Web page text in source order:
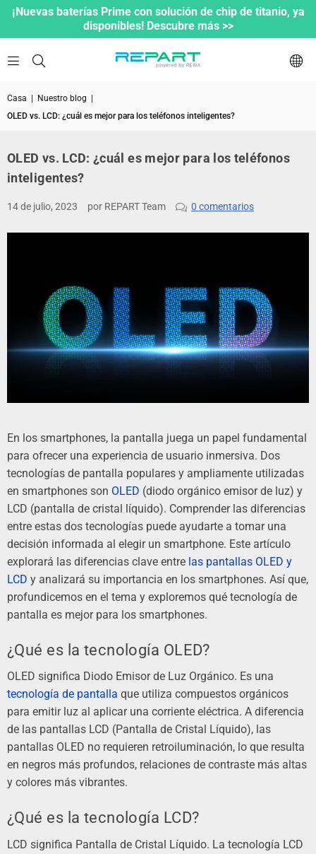
¡Nuevas baterías Prime con solución de chip de titanio, ya
disponibles! Descubre más >>
Casa Nuestro blog
OLED vs. LCD: ¿cuál es mejor para los teléfonos inteligentes?
OLED vs. LCD: ¿cuál es mejor para los teléfonos
inteligentes?
14 de julio, 2023 por REPART Team 0 comentarios
En los smartphones, la pantalla juega un papel fundamental
para ofrecer una experiencia de usuario inmersiva. Dos
tecnologías de pantalla populares y ampliamente utilizadas
en smartphones son OLED (diodo orgánico emisor de luz) y
LCD (pantalla de cristal líquido). Comprender las diferencias
entre estas dos tecnologías puede ayudarte a tomar una
decisión informada al elegir un smartphone. Este artículo
explorará las diferencias clave entre las pantallas OLED y
LCD y analizará su importancia en los smartphones. Así que,
profundicemos en el tema y exploremos qué tecnología de
pantalla es mejor para los smartphones.
¿Qué es la tecnología OLED?
OLED significa Diodo Emisor de Luz Orgánico. Es una
tecnología de pantalla que utiliza compuestos orgánicos
para emitir luz al aplicar una corriente eléctrica. A diferencia
de las pantallas LCD (Pantalla de Cristal Líquido), las
pantallas OLED no requieren retroiluminación, lo que resulta
en negros más profundos, relaciones de contraste más altas
y colores más vibrantes.
¿Qué es la tecnología LCD?
LCD significa Pantalla de Cristal Líquido. La tecnología LCD